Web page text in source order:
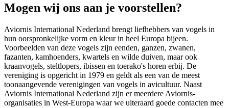
Mogen wij ons aan je voorstellen?
Aviornis International Nederland brengt liefhebbers van vogels in
hun oorspronkelijke vorm en kleur in heel Europa bijeen.
Voorbeelden van deze vogels zijn eenden, ganzen, zwanen,
fazanten, kamhoenders, kwartels en wilde duiven, maar ook
kraanvogels, steltlopers, ibissen en toerako's horen erbij. De
vereniging is opgericht in 1979 en geldt als een van de meest
toonaangevende verenigingen van vogels in avicultuur. Naast
Aviornis International Nederland zijn er meerdere Aviornis-
organisaties in West-Europa waar we uiteraard goede contacten mee